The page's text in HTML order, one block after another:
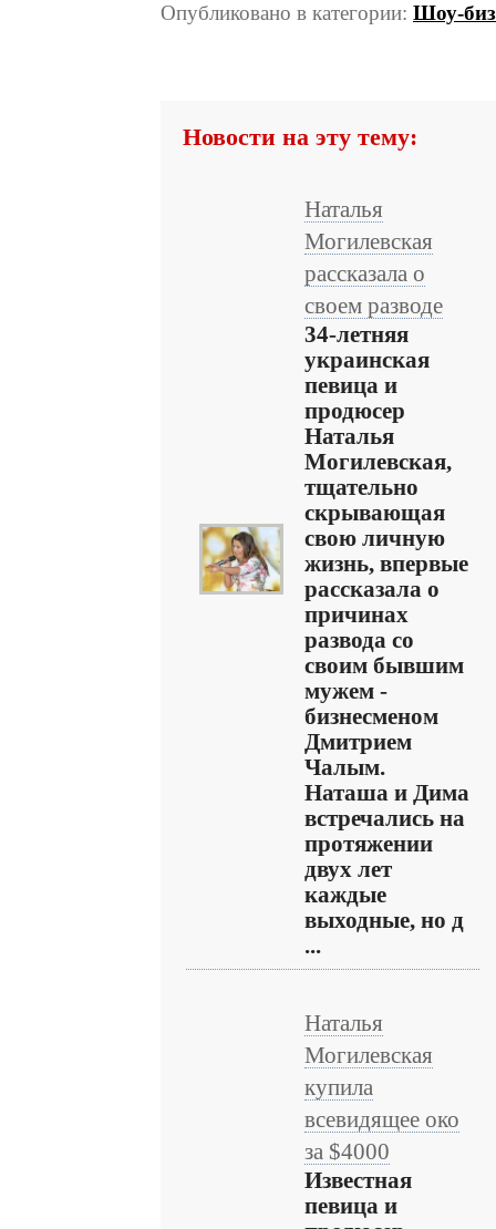
Опубликовано в категории: Шоу-
Новости на эту тему:
Наталья
Могилевская
рассказала о
своем разводе
34-летняя
украинская
певица и
продюсер
Наталья
Могилевская,
тщательно
скрывающая
свою личную
жизнь, впервые
рассказала о
причинах
развода со
своим бывшим
мужем -
бизнесменом
Дмитрием
Чалым.
Наташа и Дима
встречались на
протяжении
двух лет
каждые
выходные, но д
...
Наталья
Могилевская
купила
всевидящее око
за $4000
Известная
певица и